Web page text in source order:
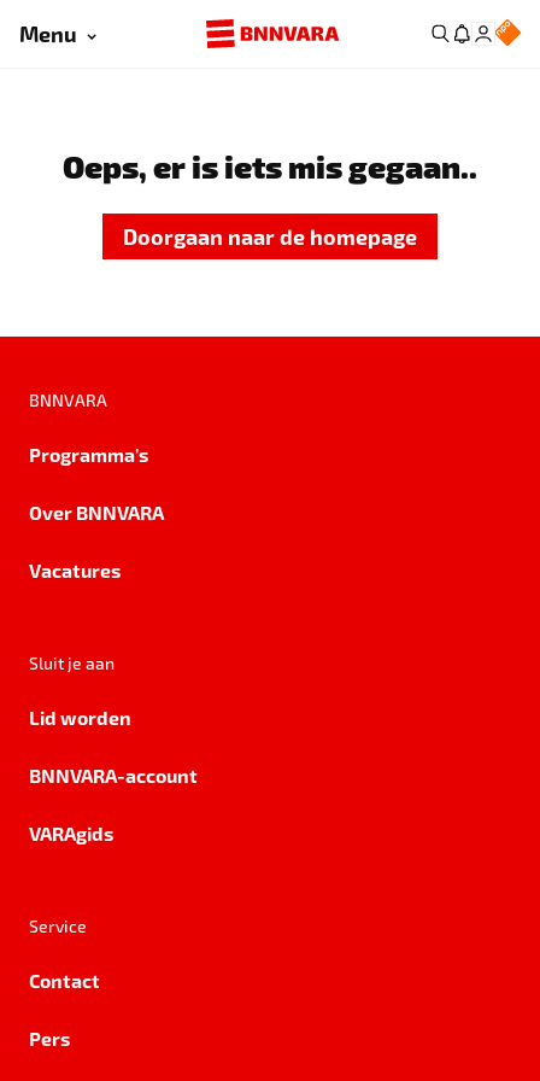
Menu
Oeps, er is iets mis gegaan..
Doorgaan naar de homepage
BNNVARA
Programma's
Over BNNVARA
Vacatures
Sluit je aan
Lid worden
BNNVARA-account
VARAgids
Service
Contact
Pers